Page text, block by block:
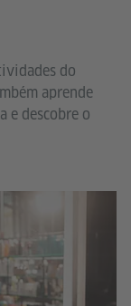
do
aprende
e descobre o